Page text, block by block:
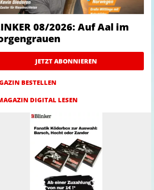
08/2026: Auf Aal im
JETZT ABONNIEREN
BESTELLEN
DIGITAL LESEN